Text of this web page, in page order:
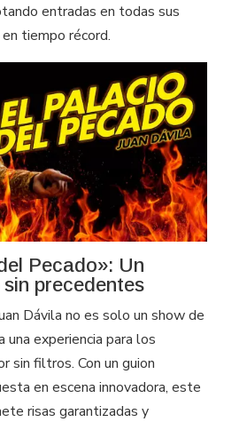
entradas en todas sus
tiempo récord.
Pecado»: Un
precedentes
Dávila no es solo un show de
una experiencia para los
sin filtros. Con un guion
en escena innovadora, este
risas garantizadas y